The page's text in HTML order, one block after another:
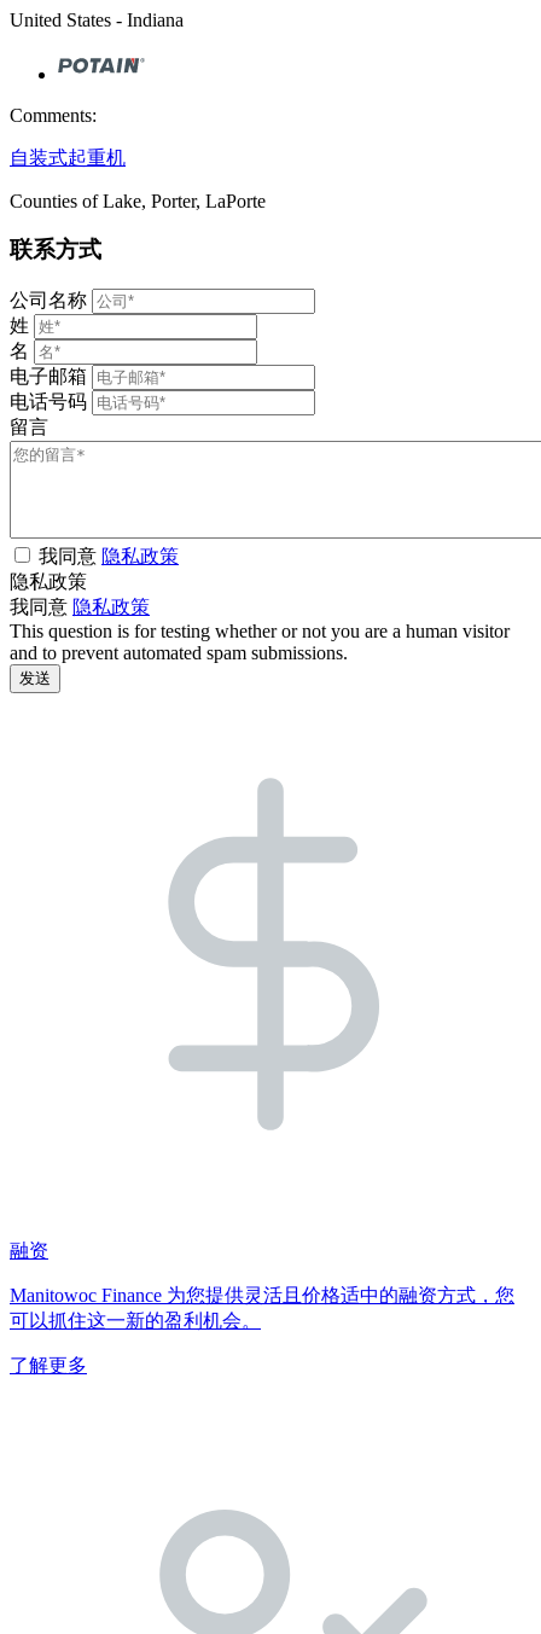
United States - Indiana
Comments:
自装式起重机
Counties of Lake, Porter, LaPorte
联系方式
公司名称
姓
名
电子邮箱
电话号码
留言
我同意 隐私政策
隐私政策
我同意 隐私政策
This question is for testing whether or not you are a human visitor
and to prevent automated spam submissions.
融资
Manitowoc Finance 为您提供灵活且价格适中的融资方式，您
可以抓住这一新的盈利机会。
了解更多